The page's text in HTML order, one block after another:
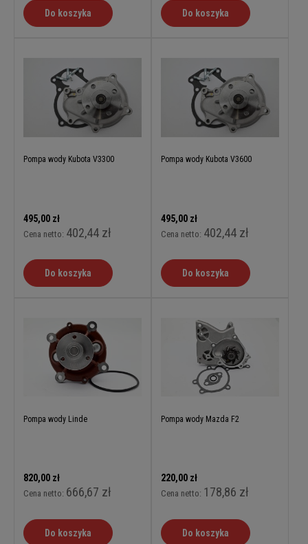
Do koszyka Do koszyka
Pompa wody Kubota V3300
495,00 zł
Cena netto: 402,44 zł
Do koszyka
Pompa wody Kubota V3600
495,00 zł
Cena netto: 402,44 zł
Do koszyka
Pompa wody Linde
820,00 zł
Cena netto: 666,67 zł
Do koszyka
Pompa wody Mazda F2
220,00 zł
Cena netto: 178,86 zł
Do koszyka